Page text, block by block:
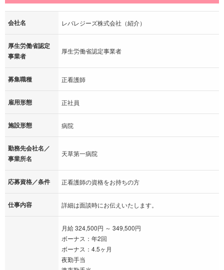
会社名 レバレジーズ株式会社（紹介）
厚生労働省認定
事業者
厚生労働省認定事業者
募集職種 正看護師
雇用形態 正社員
施設形態 病院
勤務先会社名／
事業所名
天草第一病院
応募資格／条件 正看護師の資格をお持ちの方
仕事内容 詳細は面談時にお伝えいたします。
月給 324,500円 ～ 349,500円
ボーナス：年2回
ボーナス：4.5ヶ月
夜勤手当